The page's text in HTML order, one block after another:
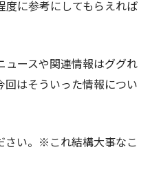
度に参考にしてもらえれば
ュースや関連情報はググれ
はそういった情報につい
さい。※これ結構大事なこ